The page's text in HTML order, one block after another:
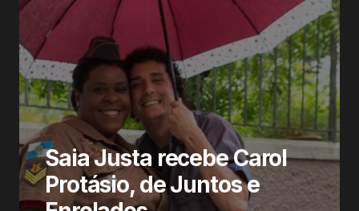
Saia Justa recebe Carol
Protásio, de Juntos e